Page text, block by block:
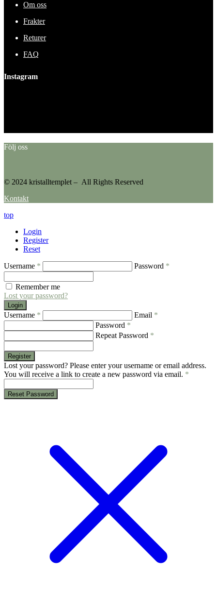
Om oss
Frakter
Returer
FAQ
Instagram
Följ oss
© 2024 kristalltemplet – All Rights Reserved
Kontakt
top
Login
Register
Reset
Username * Password *
Remember me
Lost your password?
Login
Username * Email *
Password *
Repeat Password *
Register
Lost your password? Please enter your username or email address.
You will receive a link to create a new password via email. *
Reset Password